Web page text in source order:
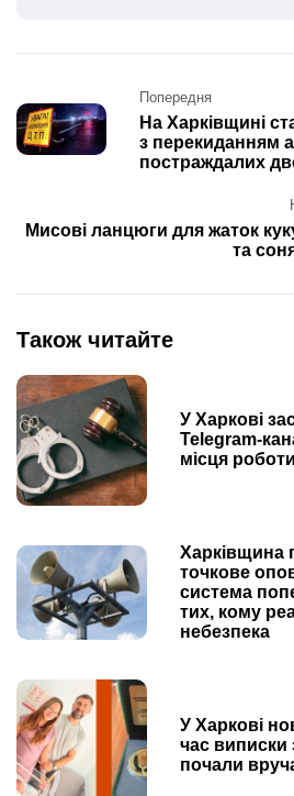
Post
navigation
Попередня
На Харківщині
з перекиданням
постраждалих
Мисові ланцюги для жаток
та
Також читайте
У Харкові
Telegram-
місця
Харківщина
точкове
система
тих, кому
небезпека
У Харкові
час виписки
почали